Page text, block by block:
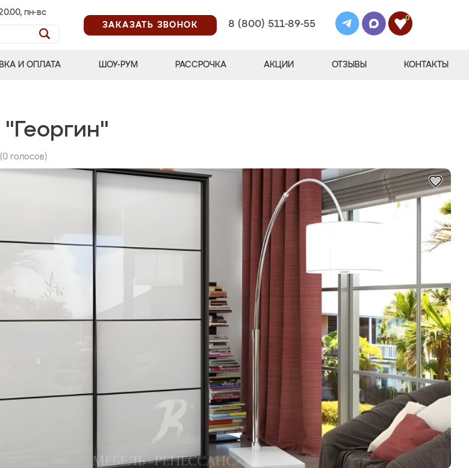
пн-вс
ЗАКАЗАТЬ ЗВОНОК
8 (800) 511-89-55
0
И ОПЛАТА ШОУ-РУМ РАССРОЧКА АКЦИИ ОТЗЫВЫ КОНТАКТЫ
(0 голосов)